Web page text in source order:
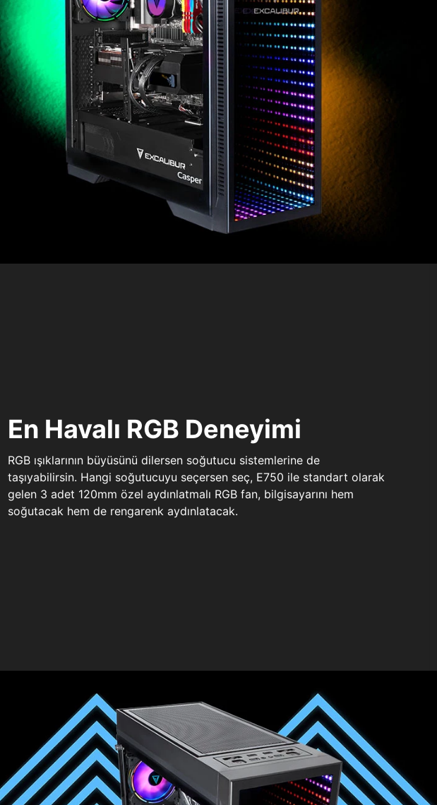
En Havalı RGB Deneyimi
RGB ışıklarının büyüsünü dilersen soğutucu sistemlerine de
taşıyabilirsin. Hangi soğutucuyu seçersen seç, E750 ile standart olarak
gelen 3 adet 120mm özel aydınlatmalı RGB fan, bilgisayarını hem
soğutacak hem de rengarenk aydınlatacak.